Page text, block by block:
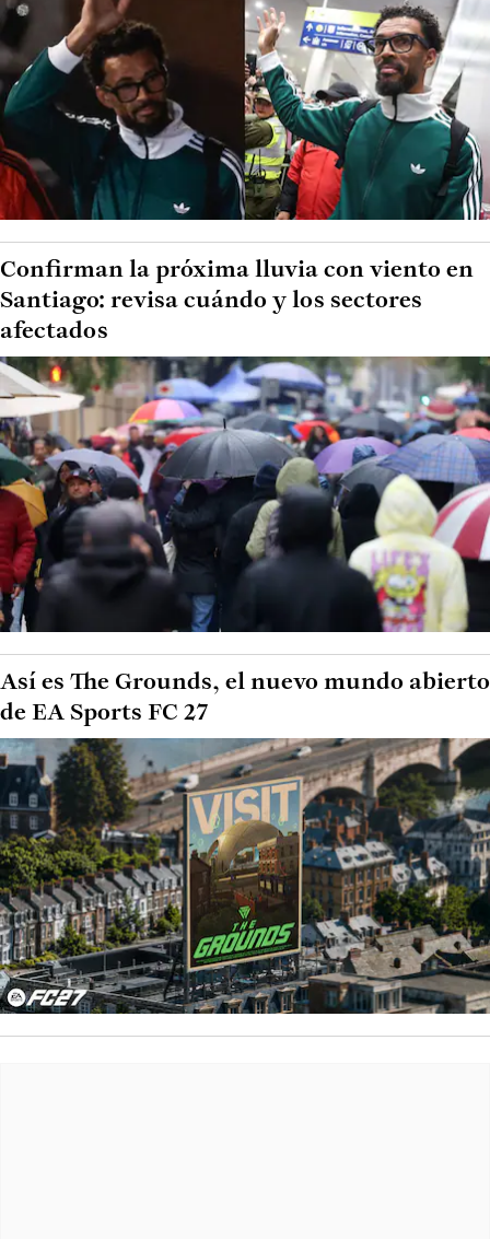
Confirman la próxima lluvia con viento en
Santiago: revisa cuándo y los sectores
afectados
Así es The Grounds, el nuevo mundo abierto
de EA Sports FC 27